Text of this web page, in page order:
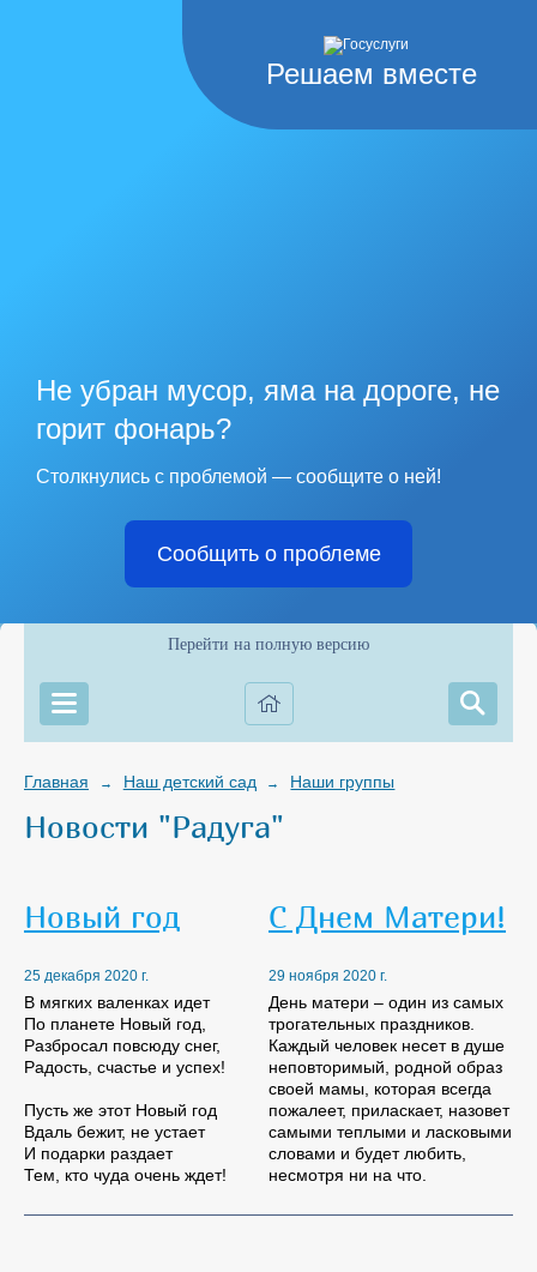
Решаем вместе
Не убран мусор, яма на дороге, не
горит фонарь?
Столкнулись с проблемой — сообщите о ней!
Сообщить о проблеме
Перейти на полную версию
Главная → Наш детский сад → Наши группы
Новости "Радуга"
Новый год
25 декабря 2020 г.
В мягких валенках идет
По планете Новый год,
Разбросал повсюду снег,
Радость, счастье и успех!
Пусть же этот Новый год
Вдаль бежит, не устает
И подарки раздает
Тем, кто чуда очень ждет!
С Днем Матери!
29 ноября 2020 г.
День матери – один из самых
трогательных праздников.
Каждый человек несет в душе
неповторимый, родной образ
своей мамы, которая всегда
пожалеет, приласкает, назовет
самыми теплыми и ласковыми
словами и будет любить,
несмотря ни на что.